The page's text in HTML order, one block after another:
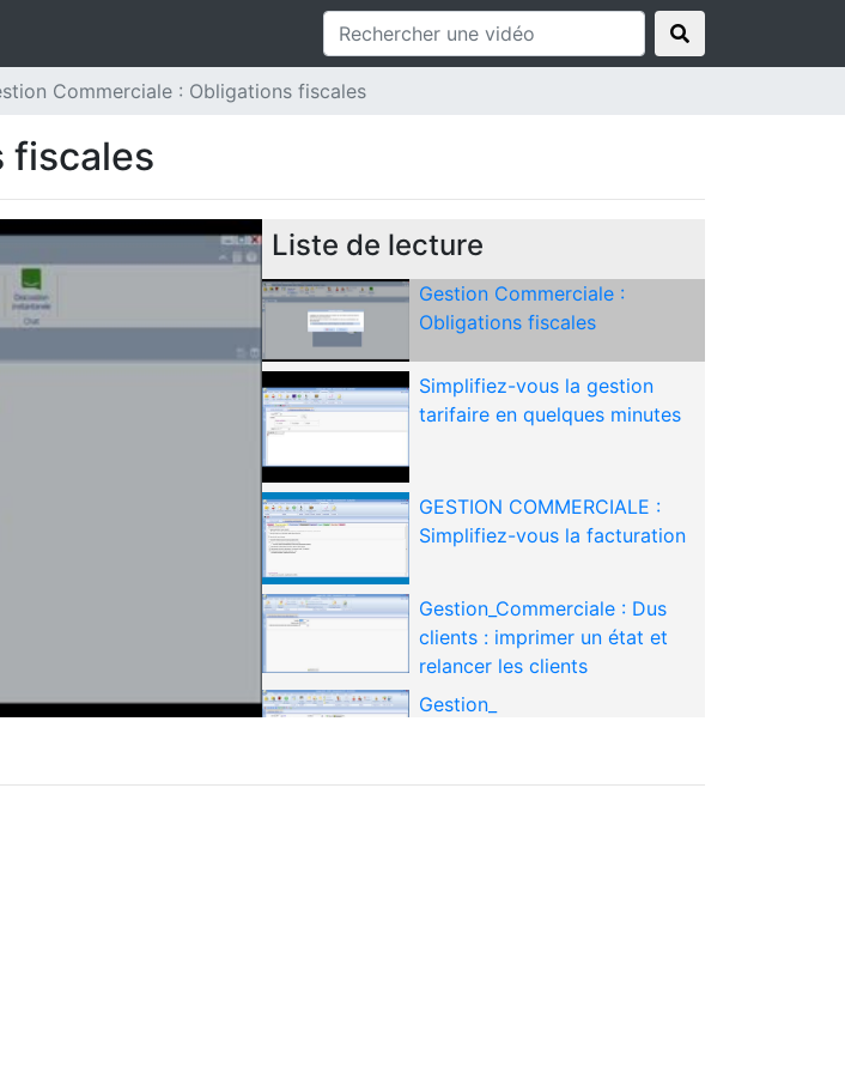
Commerciale : Obligations fiscales
fiscales
Liste de lecture
Gestion Commerciale :
Obligations fiscales
Simplifiez-vous la gestion
tarifaire en quelques minutes
GESTION COMMERCIALE :
Simplifiez-vous la facturation
Gestion_Commerciale : Dus
clients : imprimer un état et
relancer les clients
Gestion_
Gérez facilement vos stocks